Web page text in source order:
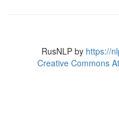
RusNLP by https://
Creative Commons